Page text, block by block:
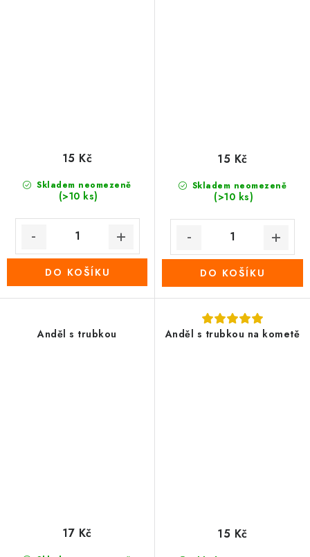
Skladem neomezeně
(>10 ks)
15 Kč
DO KOŠÍKU
Skladem neomezeně
(>10 ks)
15 Kč
DO KOŠÍKU
Anděl s trubkou
17 Kč
Anděl s trubkou na kometě
15 Kč